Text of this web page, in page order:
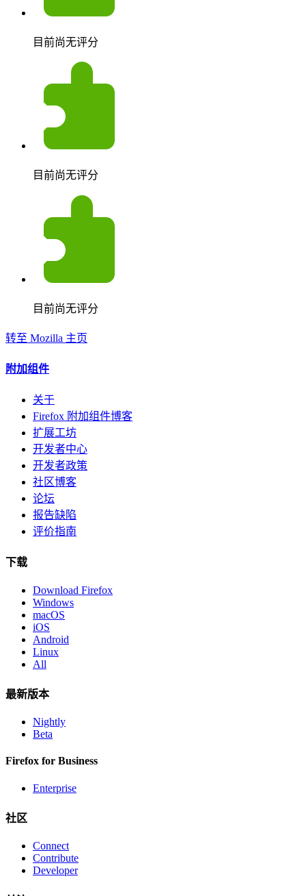
目前尚无评分
目前尚无评分
目前尚无评分
转至 Mozilla 主页
附加组件
关于
Firefox 附加组件博客
扩展工坊
开发者中心
开发者政策
社区博客
论坛
报告缺陷
评价指南
下载
Download Firefox
Windows
macOS
iOS
Android
Linux
All
最新版本
Nightly
Beta
Firefox for Business
Enterprise
社区
Connect
Contribute
Developer